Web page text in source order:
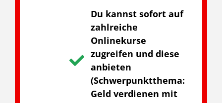
Du kannst sofort auf
zahlreiche
Onlinekurse
zugreifen und diese
anbieten
(Schwerpunktthema:
Geld verdienen mit